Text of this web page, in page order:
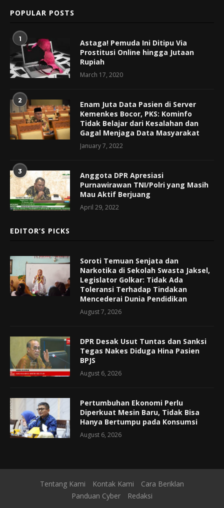
POPULAR POSTS
1
Astaga! Pemuda Ini Ditipu Via
Prostitusi Online hingga Jutaan
Rupiah
March 17, 2020
2
Enam Juta Data Pasien di Server
Kemenkes Bocor, PKS: Kominfo
Tidak Belajar dari Kesalahan dan
Gagal Menjaga Data Masyarakat
January 7, 2022
3
Anggota DPR Apresiasi
Purnawirawan TNI/Polri yang Masih
Mau Aktif Berjuang
April 29, 2022
EDITOR’S PICKS
Soroti Temuan Senjata dan
Narkotika di Sekolah Swasta Jaksel,
Legislator Golkar: Tidak Ada
Toleransi Terhadap Tindakan
Mencederai Dunia Pendidikan
August 7, 2026
DPR Desak Usut Tuntas dan Sanksi
Tegas Nakes Diduga Hina Pasien
BPJS
August 6, 2026
Pertumbuhan Ekonomi Perlu
Diperkuat Mesin Baru, Tidak Bisa
Hanya Bertumpu pada Konsumsi
August 6, 2026
Tentang Kami Kontak Kami
Cara Beriklan
Panduan Cyber
Redaksi